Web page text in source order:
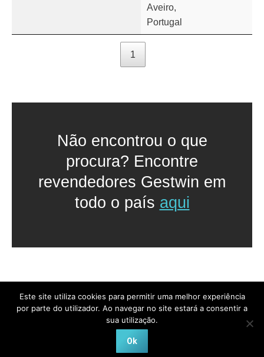
Aveiro,
Portugal
1
Não encontrou o que
procura? Encontre
revendedores Gestwin em
todo o país aqui
Softpack 2024, All Rights Reserved
Privacidade
Este site utiliza cookies para permitir uma melhor experiência
por parte do utilizador. Ao navegar no site estará a consentir a
sua utilização.
Ok